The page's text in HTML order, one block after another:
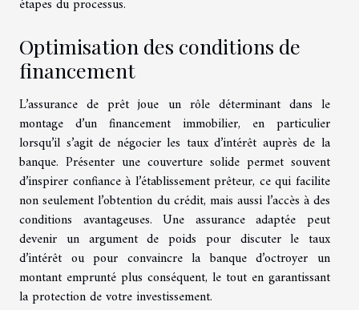
étapes du processus.
Optimisation des conditions de
financement
L’assurance de prêt joue un rôle déterminant dans le
montage d’un financement immobilier, en particulier
lorsqu’il s’agit de négocier les taux d’intérêt auprès de la
banque. Présenter une couverture solide permet souvent
d’inspirer confiance à l’établissement prêteur, ce qui facilite
non seulement l’obtention du crédit, mais aussi l’accès à des
conditions avantageuses. Une assurance adaptée peut
devenir un argument de poids pour discuter le taux
d’intérêt ou pour convaincre la banque d’octroyer un
montant emprunté plus conséquent, le tout en garantissant
la protection de votre investissement.